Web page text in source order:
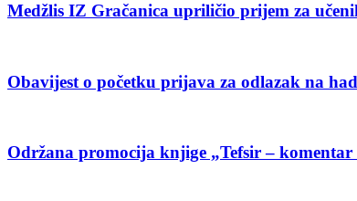
Medžlis IZ Gračanica upriličio prijem za
Obavijest o početku prijava za odlazak na
Održana promocija knjige „Tefsir –